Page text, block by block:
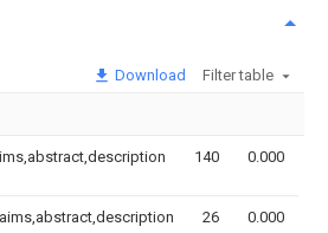
Download Filter table
140 0.000
26 0.000